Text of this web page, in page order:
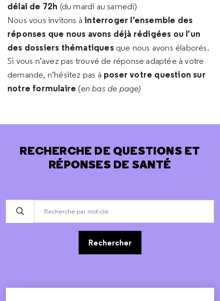
délai de 72h (du mardi au samedi)
Nous vous invitons àinterroger l’ensemble des
réponses que nous avons déjà rédigées ou l’un
des dossiers thématiques que nous avons élaborés.
Si vous n’avez pas trouvé de réponse adaptée à votre
demande, n’hésitez pas à poser votre question sur
notre formulaire (en bas de page)
RECHERCHE DE QUESTIONS ET
RÉPONSES DE SANTÉ
Rechercher